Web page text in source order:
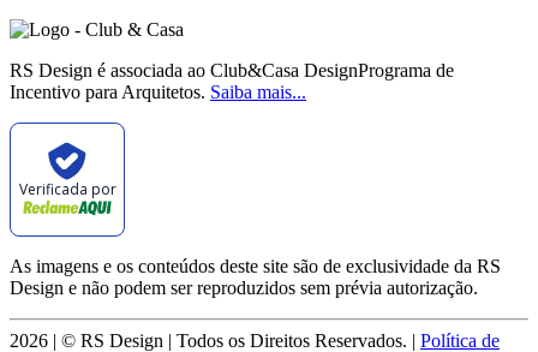
RS Design é associada ao Club&Casa DesignPrograma de
Incentivo para Arquitetos. Saiba mais...
Verificada por
As imagens e os conteúdos deste site são de exclusividade da RS
Design e não podem ser reproduzidos sem prévia autorização.
2026 | © RS Design | Todos os Direitos Reservados. | Política de